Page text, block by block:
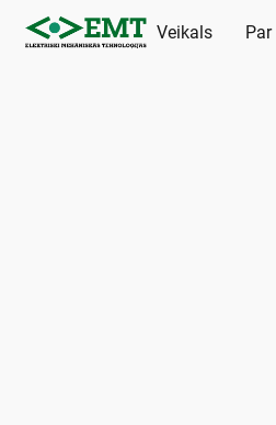
Veikals